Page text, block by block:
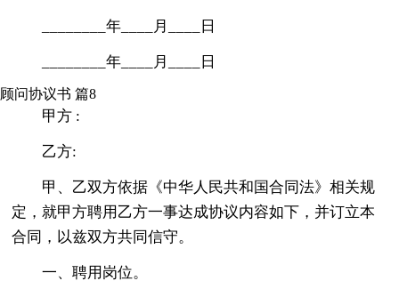
________年____月____日
________年____月____日
顾问协议书 篇8
甲方 :
乙方:
甲、乙双方依据《中华人民共和国合同法》相关规
定，就甲方聘用乙方一事达成协议内容如下，并订立本
合同，以兹双方共同信守。
一、聘用岗位。